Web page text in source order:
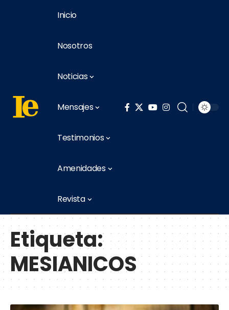
Inicio
Nosotros
Noticias
Mensajes
Testimonios
Amenidades
Revista
Etiqueta:
MESIANICOS